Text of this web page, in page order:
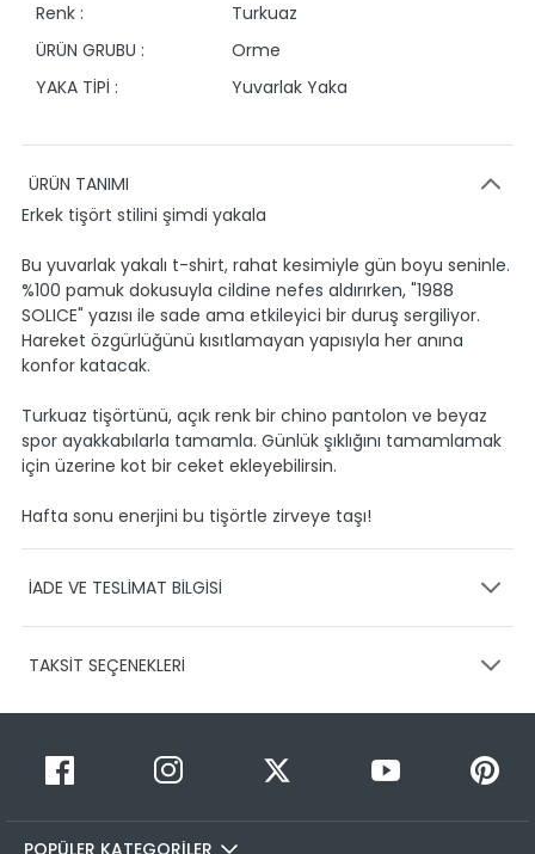
Renk :
Turkuaz
ÜRÜN GRUBU :
Orme
YAKA TİPİ :
Yuvarlak Yaka
ÜRÜN TANIMI
Erkek tişört stilini şimdi yakala
Bu yuvarlak yakalı t-shirt, rahat kesimiyle gün boyu seninle.
%100 pamuk dokusuyla cildine nefes aldırırken, "1988
SOLICE" yazısı ile sade ama etkileyici bir duruş sergiliyor.
Hareket özgürlüğünü kısıtlamayan yapısıyla her anına
konfor katacak.
Turkuaz tişörtünü, açık renk bir chino pantolon ve beyaz
spor ayakkabılarla tamamla. Günlük şıklığını tamamlamak
için üzerine kot bir ceket ekleyebilirsin.
Hafta sonu enerjini bu tişörtle zirveye taşı!
İADE VE TESLİMAT BİLGİSİ
Ürünlerinizin gönderimini anlaşmalı olduğumuz PTT,
1-3 iş günü içerisinde kargoya teslim edilir.
Siparişimin kargo takibini nasıl yapabilirim?
Hesabım/Siparişlerim paneli üzerinden ilgili siparişinize ait
TAKSİT SEÇENEKLERİ
Taksit Sayısı Taksit Miktarı
Taksitli Tutar
Toplam
449,95 TL
POPÜLER KATEGORİLER